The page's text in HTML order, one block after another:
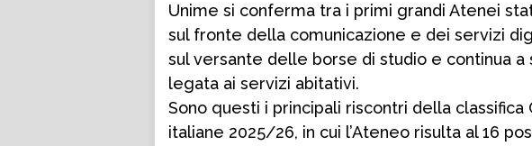
Unime si conferma tra i primi grandi Atenei
sul fronte della comunicazione e dei servizi
sul versante delle borse di studio e continua a
legata ai servizi abitativi.
Sono questi i principali riscontri della
italiane 2025/26, in cui l’Ateneo risulta al 16